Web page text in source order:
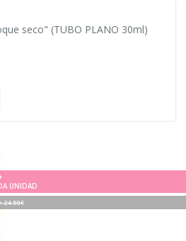
seco" (TUBO PLANO 30ml)
UNIDAD
24.50€